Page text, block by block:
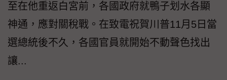
至在他重返白宮前，各國政府就鴨子划水各顯
神通，應對關稅戰。在致電祝賀川普11月5日當
選總統後不久，各國官員就開始不動聲色找出
讓...